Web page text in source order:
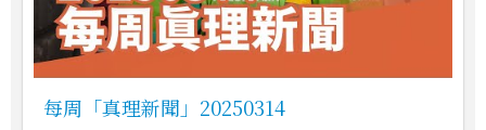
每周「真理新聞」20250314